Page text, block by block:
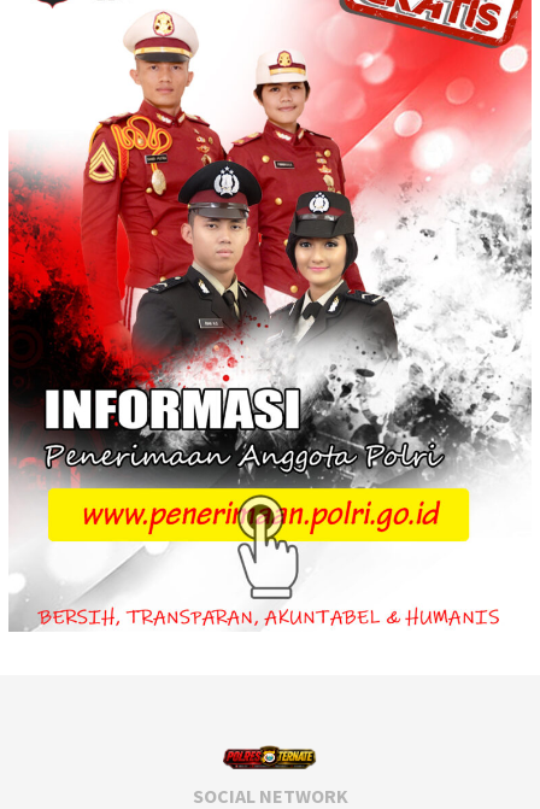
SOCIAL NETWORK